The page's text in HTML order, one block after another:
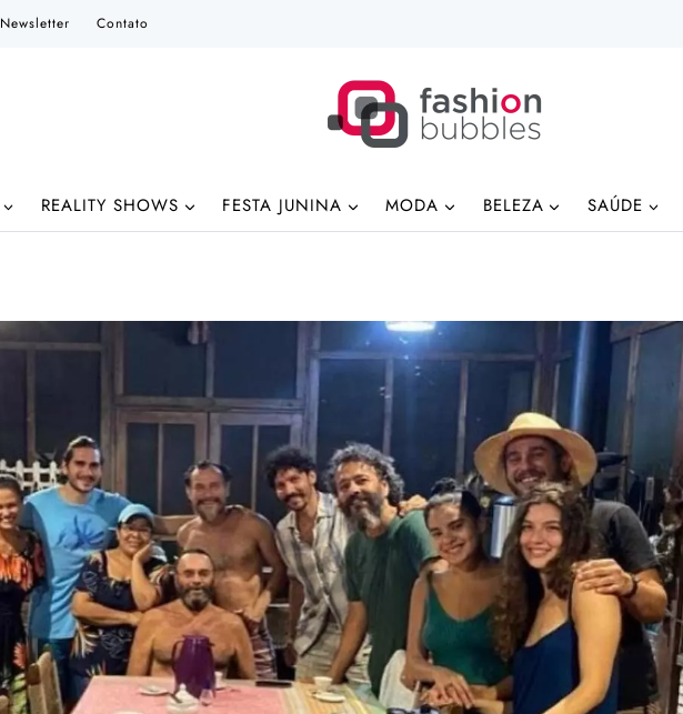
Newsletter Contato
REALITY SHOWS FESTA JUNINA MODA BELEZA SAÚDE